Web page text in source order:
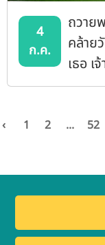
4
ก.ค.
ถวาย
คล้าย
เธอ
กุมารี
‹ 1 2 ... 52